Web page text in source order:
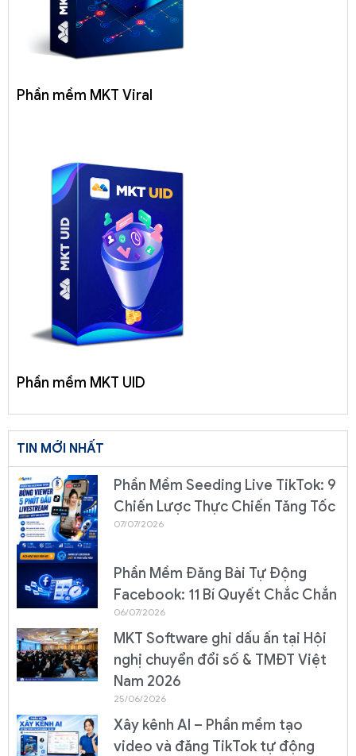
Phần mềm MKT Viral
Phần mềm MKT UID
TIN MỚI NHẤT
Phần Mềm Seeding Live TikTok: 9
Chiến Lược Thực Chiến Tăng Tốc
07/07/2026
Phần Mềm Đăng Bài Tự Động
Facebook: 11 Bí Quyết Chắc Chắn
06/07/2026
MKT Software ghi dấu ấn tại Hội
nghị chuyển đổi số & TMĐT Việt
Nam 2026
25/06/2026
Xây kênh AI – Phần mềm tạo
video và đăng TikTok tự động